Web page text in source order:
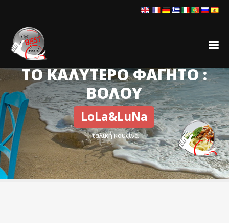
ΤΟ ΚΑΛΥΤΕΡΟ ΦΑΓΗΤΟ :
ΒΟΛΟΥ
LoLa&LuNa
Ιταλική κουζίνα